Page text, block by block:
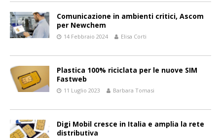
Comunicazione in ambienti critici, Ascom
per Newchem
14 Febbraio 2024 Elisa Corti
Plastica 100% riciclata per le nuove SIM
Fastweb
11 Luglio 2023 Barbara Tomasi
Digi Mobil cresce in Italia e amplia la rete
distributiva